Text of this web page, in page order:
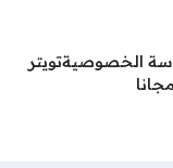
الخصوصيةتويتر